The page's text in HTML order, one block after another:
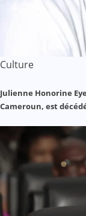
Culture
Julienne Honorine
Cameroun, est